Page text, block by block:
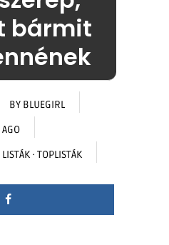
bármit
BY BLUEGIRL
· TOPLISTÁK